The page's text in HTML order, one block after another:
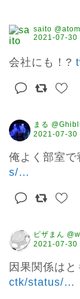
saito
2021-07-30
会社にも！?
まる
2021-07-30
俺よく部室で
s/…
ピザまん
2021-07-30
因果関係は
ctk/status/…